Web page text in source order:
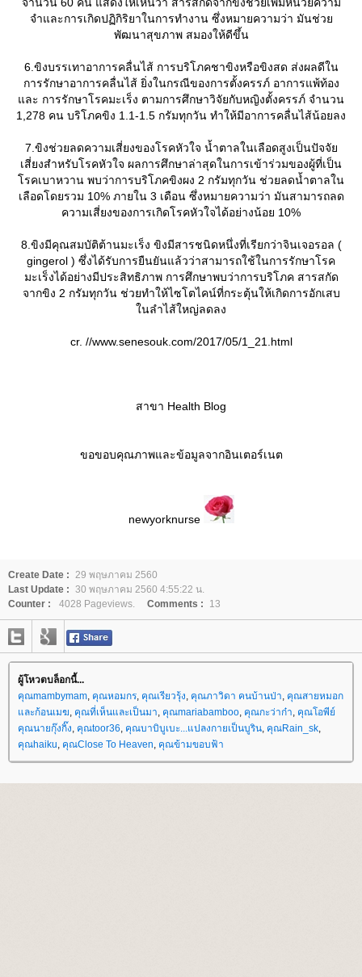
จำนวน 60 คน แสดงให้เห็นว่า สารสกัดจากขิงช่วยเพิ่มหน่วยความ
จำและการเกิดปฏิกิริยาในการทำงาน ซึ่งหมายความว่า มันช่ว
พัฒนาสุขภาพ สมองให้ดีขึ้น
6.ขิงบรรเทาอาการคลื่นไส้ การบริโภคชาขิงหรือขิงสด ส่งผลดีใน
การรักษาอาการคลื่นไส้ ยิ่งในกรณีของการตั้งครรภ์ อาการแพ้ท้อง
ละ การรักษาโรคมะเร็ง ตามการศึกษาวิจัยกับหญิงตั้งครรภ์ จำนวน
1,278 คน บริโภคขิง 1.1-1.5 กรัมทุกวัน ทำให้มีอาการคลื่นไส้น้อยลง
7.ขิงช่วยลดความเสี่ยงของโรคหัวใจ น้ำตาลในเลือดสูงเป็นปัจจั
เสี่ยงสำหรับโรคหัวใจ ผลการศึกษาล่าสุดในการเข้าร่วมของผู้ที่เป็น
รคเบาหวาน พบว่าการบริโภคขิงผง 2 กรัมทุกวัน ช่วยลดน้ำตาลใน
เลือดโดยรวม 10% ภายใน 3 เดือน ซึ่งหมายความว่า มันสามารถลด
ความเสี่ยงของการเกิดโรคหัวใจได้อย่างน้อย 10%
8.ขิงมีคุณสมบัติต้านมะเร็ง ขิงมีสารชนิดหนึ่งที่เรียกว่าจินเจอรอล (
gingerol ) ซึ่งได้รับการยืนยันแล้วว่าสามารถใช้ในการรักษาโรค
มะเร็งได้อย่างมีประสิทธิภาพ การศึกษาพบว่าการบริโภค สารสกัด
จากขิง 2 กรัมทุกวัน ช่วยทำให้ไซโตไคน์ที่กระตุ้นให้เกิดการอักเสบ
นลำไส้ใหญ่ลดลง
cr. //www.senesouk.com/2017/05/1_21.html
สาขา Health Blog
ขอขอบคุณภาพและข้อมูลจากอินเตอร์เนต
newyorknurse
Create Date : 29 พฤษภาคม 2560
Last Update : 30 พฤษภาคม 2560 4:55:22 น.
Counter :
4028 Pageviews. Comments : 13
ผู้โหวตบล็อกนี้...
คุณmambymam, คุณหอมกร, คุณเรียวรุ้ง, คุณภาวิดา คนบ้านป่า, คุณสายหมอก
ละก้อนเมฆ, คุณที่เห็นและเป็นมา, คุณmariabamboo, คุณกะว่าก๋า, คุณโอพีย์
คุณนายกุ๊งกิ๊ง, คุณtoor36, คุณบาบิบูเบะ...แปลงกายเป็นบูริน, คุณRain_sk,
คุณhaiku, คุณClose To Heaven, คุณข้ามขอบฟ้า